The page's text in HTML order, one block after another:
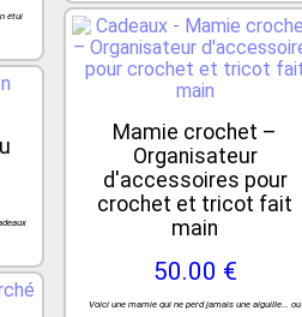
étui
Mamie crochet –
Organisateur
d'accessoires pour
crochet et tricot fait
main
50.00 €
Voici une mamie qui ne perd jamais une aiguille... ou